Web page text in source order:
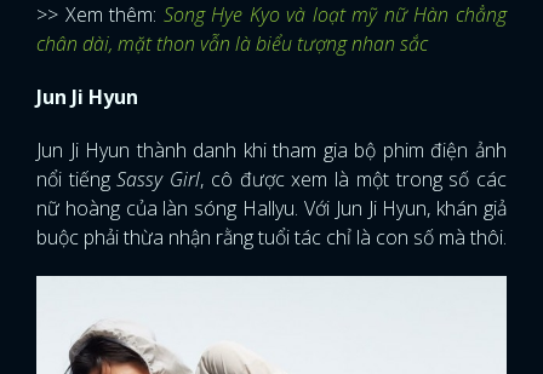
>> Xem thêm: Song Hye Kyo và loạt mỹ nữ Hàn chẳng
chân dài, mặt thon vẫn là biểu tượng nhan sắc
Jun Ji Hyun
Jun Ji Hyun thành danh khi tham gia bộ phim điện ảnh
nổi tiếngSassy Girl, cô được xem là một trong số các
nữ hoàng của làn sóng Hallyu. Với Jun Ji Hyun, khán giả
buộc phải thừa nhận rằng tuổi tác chỉ là con số mà thôi.